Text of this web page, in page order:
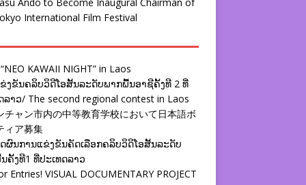
International Film Festival
KAWAII NIGHT” in Laos
ງຂັນຄລິບວິດີໂອສັ້ນລະດັບພາກພື້ນອາຊີຄັ້ງທີ 2 ທີ່
ລາວ/ The second regional contest in Laos
チャン市内の中等教育学校において日本語ボ
ィア募集
ຜົນການແຂ່ງຂັນຄັດເລືອກຄລິບວິດິໂອສັ້ນລະດັບ
ຄັ້ງທີ1 ທີ່ປະເທດລາວ
Entries! VISUAL DOCUMENTARY PROJECT